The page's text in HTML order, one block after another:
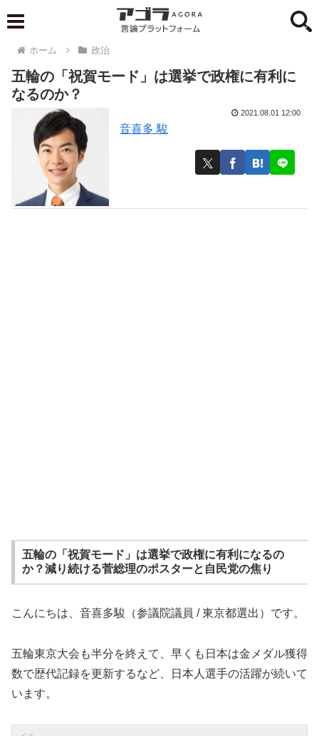
ホーム 政治
五輪の「祝賀モード」は選挙で政権に有利に
なるのか？
音喜多 駿
2021.08.01 12:00
五輪の「祝賀モード」は選挙で政権に有利になるの
か？減り続ける菅総理のポスターと自民党の焦り
こんにちは、音喜多駿（参議院議員 / 東京都選出）です。
五輪東京大会も半分を終えて、早くも日本は金メダル獲得
数で歴代記録を更新するなど、日本人選手の活躍が続いて
います。